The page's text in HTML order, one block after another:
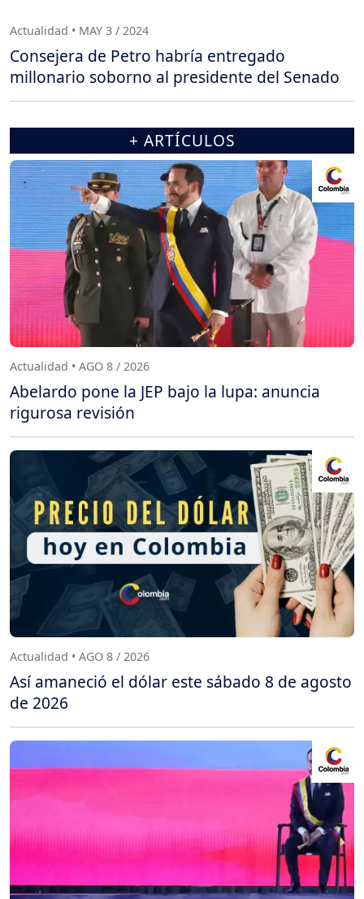
Actualidad • MAY 3 / 2024
Consejera de Petro habría entregado
millonario soborno al presidente del Senado
+ ARTÍCULOS
Actualidad • AGO 8 / 2026
Abelardo pone la JEP bajo la lupa: anuncia
rigurosa revisión
Actualidad • AGO 8 / 2026
Así amaneció el dólar este sábado 8 de agosto
de 2026